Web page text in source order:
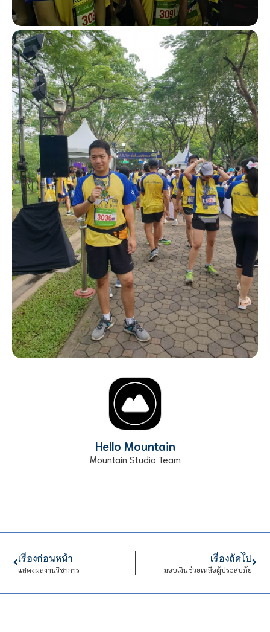
Hello Mountain
Mountain Studio Team
เรื่องก่อนหน้า
แสดงผลงานวิชาการ
เรื่องถัดไป
มอบเงินช่วยเหลือผู้ประสบภัย